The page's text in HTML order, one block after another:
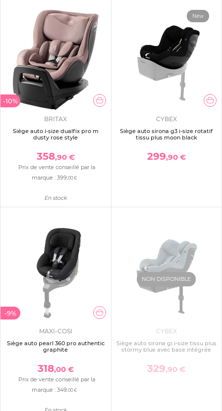
-10%
BRITAX
Siège auto i-size dualfix pro m
dusty rose style
358,90 €
Prix de vente conseillé par la
marque :399 ,00 €
En stock
New
CYBEX
Siège auto sirona g3 i-size rotatif
tissu plus moon black
299,90 €
-9%
MAXI-COSI
Siège auto pearl 360 pro authentic
graphite
318,00 €
Prix de vente conseillé par la
marque :349 ,00 €
NON DISPONIBLE
CYBEX
Siège auto sirona gi i-size tissu plus
stormy blue avec base intégrée
329,90 €